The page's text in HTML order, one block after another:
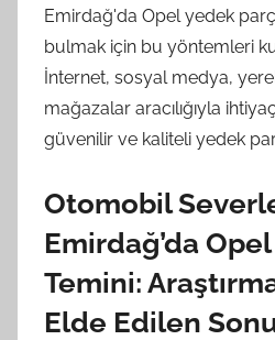
Emirdağ'da Opel yedek
bulmak için bu yöntemleri
İnternet, sosyal medya,
mağazalar aracılığıyla
güvenilir ve kaliteli yedek
Otomobil
Emirdağ’da
Temini:
Elde Edilen